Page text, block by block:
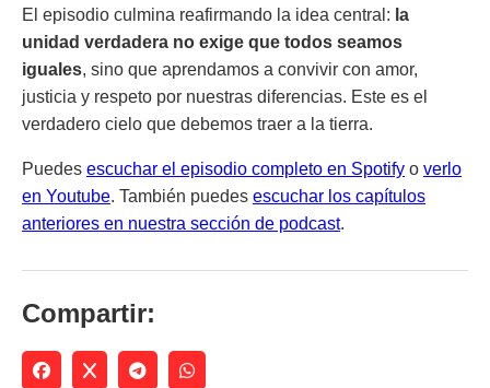
El episodio culmina reafirmando la idea central: la
unidad verdadera no exige que todos seamos
iguales, sino que aprendamos a convivir con amor,
justicia y respeto por nuestras diferencias. Este es el
verdadero cielo que debemos traer a la tierra.
Puedes escuchar el episodio completo en Spotify o verlo
en Youtube. También puedes escuchar los capítulos
anteriores en nuestra sección de podcast.
Compartir: